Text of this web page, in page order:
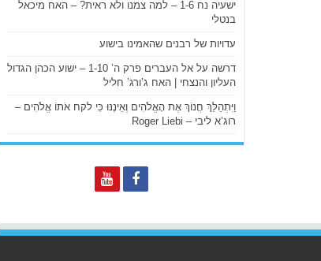
ישעיה נח 1-6 – למה צמנו ולא ראית? – האח מיכאל
בנטלי
עדויות של רבנים שהאמינו בישוע
דרשה על אל העברים פרק ה’ 1-10 – ישוע הכהן הגדול
העליון והנצחי | האח ג’ורג’ חליל
וַיִּתְהַלֵּךְ חֲנוֹךְ אֶת הָאֱלֹהִים וְאֵינֶנּוּ כִּי לקח אֹתוֹ אֱלֹהִים –
רוג’א ליבי – Roger Liebi